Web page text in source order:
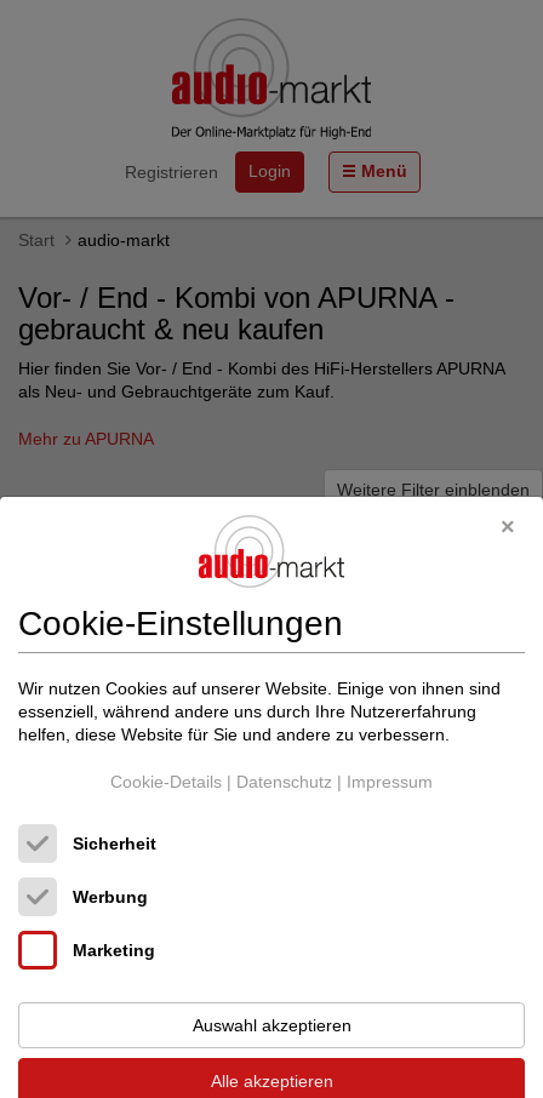
Registrieren Login Menü
Start audio-markt
Vor- / End - Kombi von APURNA -
gebraucht & neu kaufen
Hier finden Sie Vor- / End - Kombi des HiFi-Herstellers APURNA
als Neu- und Gebrauchtgeräte zum Kauf.
Mehr zu APURNA
Weitere Filter einblenden
Sortieren nach:
APURNA
Apogee
Vor- / End - Kombi
Frankreich (25490)
14.07.2026, 05:30
Cookie-Einstellungen
Wir nutzen Cookies auf unserer Website. Einige von ihnen sind
essenziell, während andere uns durch Ihre Nutzererfahrung
helfen, diese Website für Sie und andere zu verbessern.
Cookie-Details | Datenschutz | Impressum
Sicherheit
Werbung
Marketing
Auswahl akzeptieren
Alle akzeptieren